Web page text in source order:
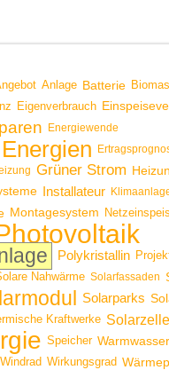
Anlage Batterie
Eigenverbrauch
Energiewende
Grüner Strom
Installateur
Montagesystem
Polykristallin
Nahwärme Solarfassaden
Solarparks
Kraftwerke Solarzelle
Speicher Warmwasser
Windrad Wirkungsgrad